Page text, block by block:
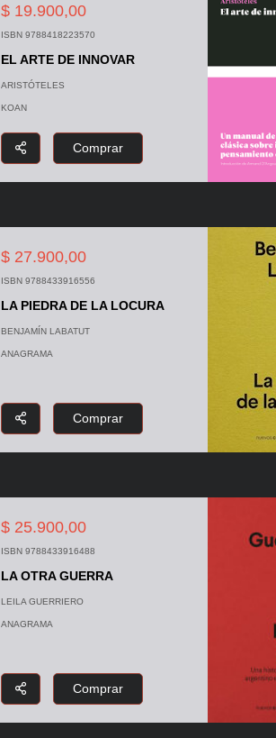
$ 19.900,00
ISBN 9788418223570
EL ARTE DE INNOVAR
ARISTÓTELES
KOAN
Comprar
$ 27.900,00
ISBN 9788433916556
LA PIEDRA DE LA LOCURA
BENJAMÍN LABATUT
ANAGRAMA
Comprar
$ 25.900,00
ISBN 9788433916488
LA OTRA GUERRA
LEILA GUERRIERO
ANAGRAMA
Comprar